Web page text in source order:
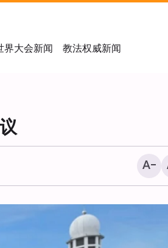
界大会新闻 教法权威新闻
美国经济受对伊战
万个就业岗位！